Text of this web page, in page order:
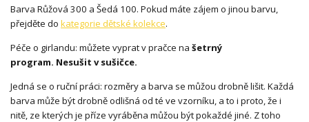
Barva Růžová 300 a Šedá 100. Pokud máte zájem o jinou barvu,
přejděte do kategorie dětské kolekce.
Péče o girlandu: můžete vyprat v pračce na šetrný
program. Nesušit v sušičce.
Jedná se o ruční práci: rozměry a barva se můžou drobně lišit. Každá
barva může být drobně odlišná od té ve vzorníku, a to i proto, že i
nitě, ze kterých je příze vyráběna můžou být pokaždé jiné. Z toho